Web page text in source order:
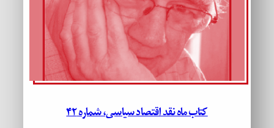
کتاب ماه نقد اقتصاد سیاسی، شماره ۴۲